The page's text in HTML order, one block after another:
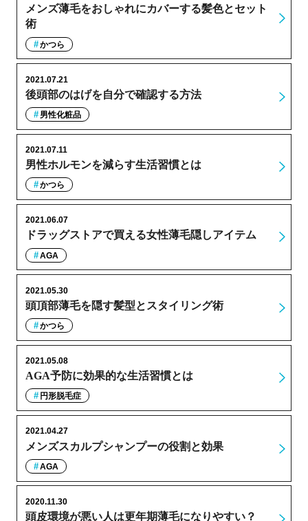
メンズ薄毛をおしゃれにカバーする髪色とセット
術
かつら
後頭部のはげを自分で確認する方法
2021.07.21
男性化粧品
男性ホルモンを減らす生活習慣とは
2021.07.11
かつら
ドラッグストアで買える女性薄毛隠しアイテム
2021.06.07
AGA
頭頂部薄毛を隠す髪型とスタイリング術
2021.05.30
かつら
AGA予防に効果的な生活習慣とは
2021.05.08
円形脱毛症
メンズスカルプシャンプーの役割と効果
2021.04.27
AGA
頭皮環境が悪い人は更年期薄毛になりやすい？
2020.11.30